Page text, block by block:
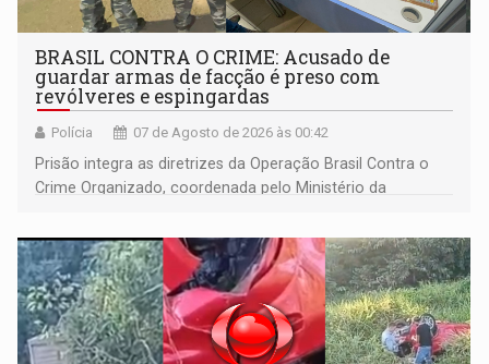
BRASIL CONTRA O CRIME: Acusado de
guardar armas de facção é preso com
revólveres e espingardas
Polícia 07 de Agosto de 2026 às 00:42
Prisão integra as diretrizes da Operação Brasil Contra o
Crime Organizado, coordenada pelo Ministério da